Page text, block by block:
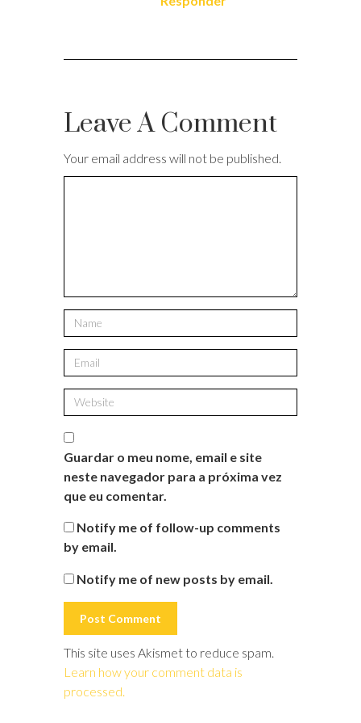
Leave A Comment
Your email address will not be published.
Guardar o meu nome, email e site
neste navegador para a próxima vez
que eu comentar.
Notify me of follow-up comments
by email.
Notify me of new posts by email.
This site uses Akismet to reduce spam.
Learn how your comment data is
processed.